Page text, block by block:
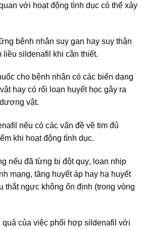
với hoạt động tình dục có thể xảy
bệnh nhân suy gan hay suy thận
liều sildenafil khi cần thiết.
cho bệnh nhân có các biến dạng
hay có rối loạn huyết học gây ra
vật.
nếu có các vấn đề về tim đủ
khi hoạt động tình dục.
nếu đã từng bị đột quỵ, loạn nhịp
mạng, tăng huyết áp hay hạ huyết
thắt ngực không ổn định (trong vòng
quả của việc phối hợp sildenafil với